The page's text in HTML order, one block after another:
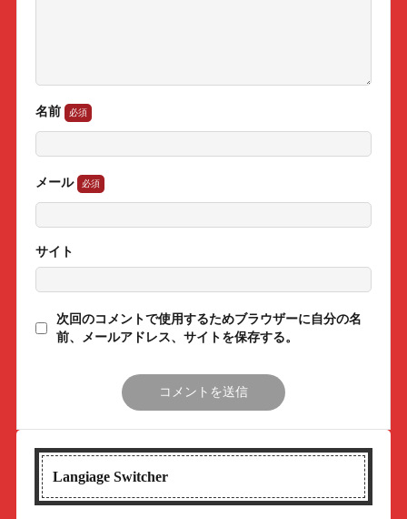
名前
メール
サイト
次回のコメントで使用するためブラウザーに自分の名
前、メールアドレス、サイトを保存する。
Langiage Switcher